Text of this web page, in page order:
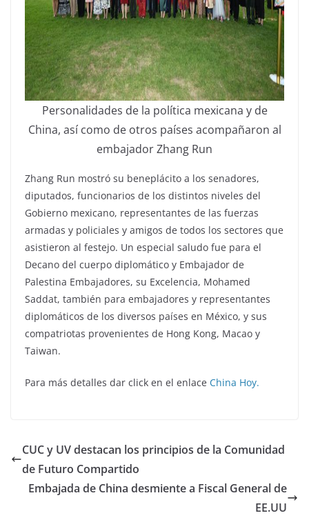
Personalidades de la política mexicana y de
China, así como de otros países acompañaron al
embajador Zhang Run
Zhang Run mostró su beneplácito a los senadores,
diputados, funcionarios de los distintos niveles del
Gobierno mexicano, representantes de las fuerzas
armadas y policiales y amigos de todos los sectores que
asistieron al festejo. Un especial saludo fue para el
Decano del cuerpo diplomático y Embajador de
Palestina Embajadores, su Excelencia, Mohamed
Saddat, también para embajadores y representantes
diplomáticos de los diversos países en México, y sus
compatriotas provenientes de Hong Kong, Macao y
Taiwan.
Para más detalles dar click en el enlace China Hoy.
CUC y UV destacan los principios de la Comunidad
de Futuro Compartido
Embajada de China desmiente a Fiscal General de
EE.UU